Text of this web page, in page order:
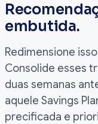
embutida.
Redimensione
Consolide esses
duas semanas
aquele Savings
precificada e